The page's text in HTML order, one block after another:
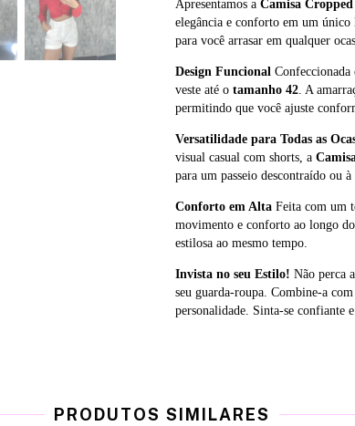
Apresentamos a Camisa
elegância e conforto em um
para você arrasar em qualquer
Design Funcional
veste até o tamanho 42. A
permitindo que você ajuste
Versatilidade para Todas as
visual casual com shorts, a
para um passeio descontraído ou
Conforto em Alta Feita com um
movimento e conforto ao longo
estilosa ao mesmo tempo.
Invista no seu Estilo! Não perca
seu guarda-roupa. Combine-a
personalidade. Sinta-se confiante
PRODUTOS SIMILARES